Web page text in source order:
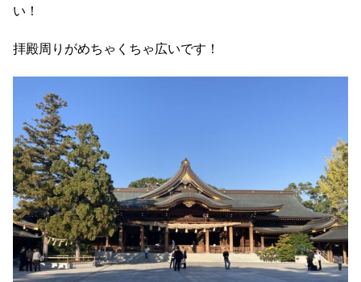
い！
拝殿周りがめちゃくちゃ広いです！